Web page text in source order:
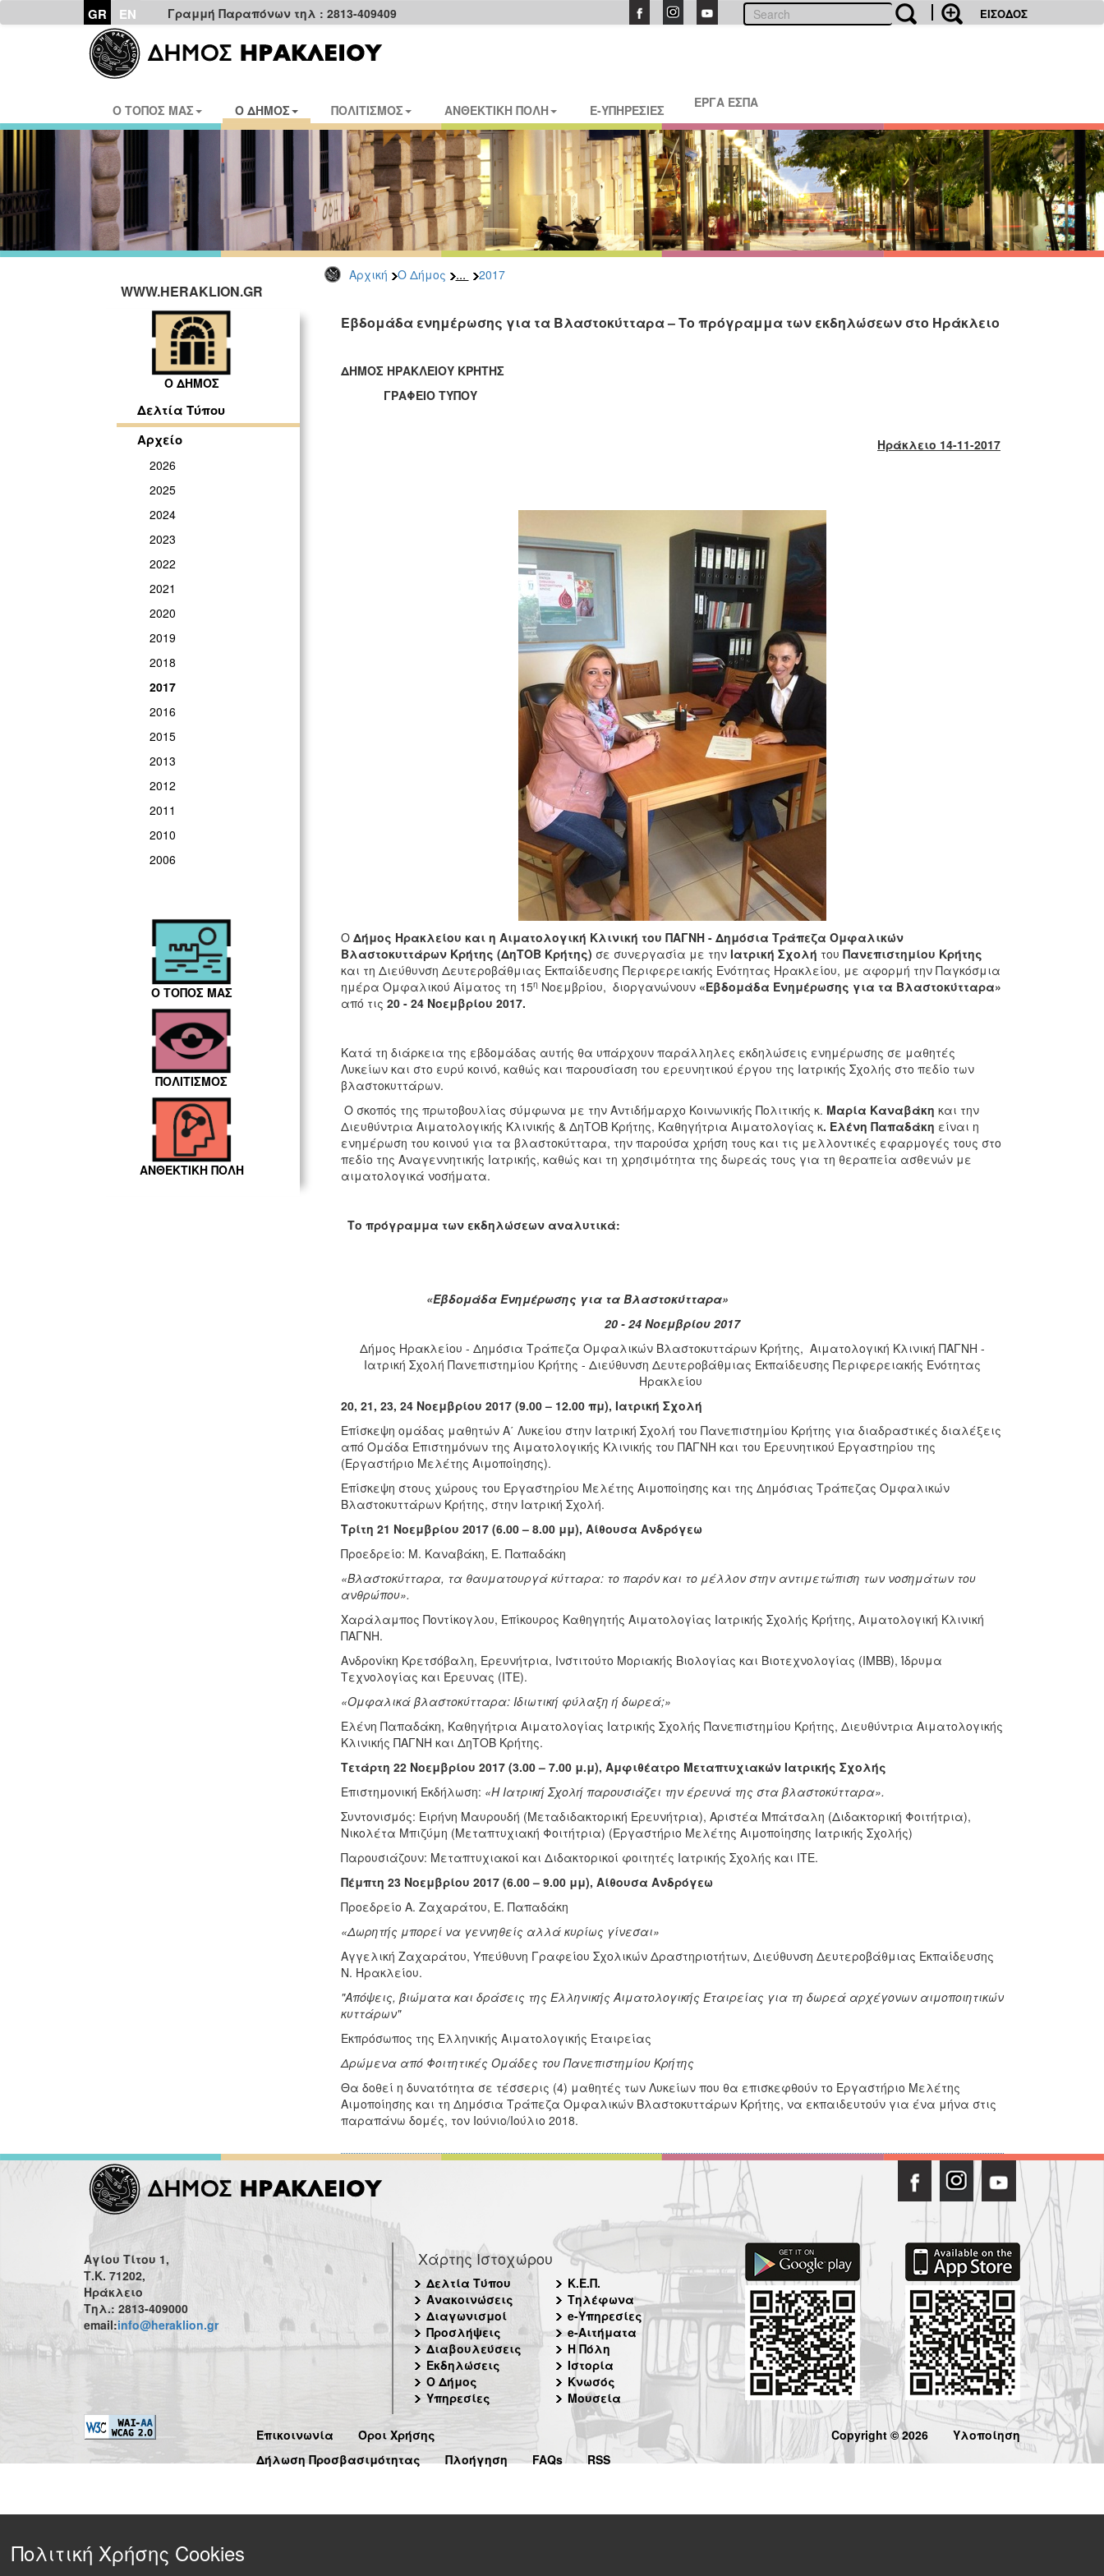
GR EN Γραμμή Παραπόνων τηλ : 2813-409409 ΕΙΣΟΔΟΣ
Ο ΤΟΠΟΣ ΜΑΣ Ο ΔΗΜΟΣ ΠΟΛΙΤΙΣΜΟΣ ΑΝΘΕΚΤΙΚΗ ΠΟΛΗ E-ΥΠΗΡΕΣΙΕΣ ΕΡΓΑ ΕΣΠΑ
Αρχική Ο Δήμος ... 2017
WWW.HERAKLION.GR
Ο ΔΗΜΟΣ
Δελτία Τύπου
Αρχείο
2026
2025
2024
2023
2022
2021
2020
2019
2018
2017
2016
2015
2013
2012
2011
2010
2006
Ο ΤΟΠΟΣ ΜΑΣ
ΠΟΛΙΤΙΣΜΟΣ
ΑΝΘΕΚΤΙΚΗ ΠΟΛΗ
Εβδομάδα ενημέρωσης για τα Βλαστοκύτταρα – Το πρόγραμμα των εκδηλώσεων στο Ηράκλειο
ΔΗΜΟΣ ΗΡΑΚΛΕΙΟΥ ΚΡΗΤΗΣ
ΓΡΑΦΕΙΟ ΤΥΠΟΥ
Ηράκλειο 14-11-2017
Ο Δήμος Ηρακλείου και η Αιματολογική Κλινική του ΠΑΓΝΗ - Δημόσια Τράπεζα Ομφαλικών
Βλαστοκυττάρων Κρήτης (ΔηΤΟΒ Κρήτης) σε συνεργασία με την Ιατρική Σχολή του Πανεπιστημίου Κρήτης
και τη Διεύθυνση Δευτεροβάθμιας Εκπαίδευσης Περιφερειακής Ενότητας Ηρακλείου, με αφορμή την Παγκόσμια
ημέρα Ομφαλικού Αίματος τη 15η Νοεμβρίου, διοργανώνουν «Εβδομάδα Ενημέρωσης για τα Βλαστοκύτταρα»
από τις 20 - 24 Νοεμβρίου 2017.
Κατά τη διάρκεια της εβδομάδας αυτής θα υπάρχουν παράλληλες εκδηλώσεις ενημέρωσης σε μαθητές
Λυκείων και στο ευρύ κοινό, καθώς και παρουσίαση του ερευνητικού έργου της Ιατρικής Σχολής στο πεδίο των
βλαστοκυττάρων.
Ο σκοπός της πρωτοβουλίας σύμφωνα με την Αντιδήμαρχο Κοινωνικής Πολιτικής κ. Μαρία Καναβάκη και την
Διευθύντρια Αιματολογικής Κλινικής & ΔηΤΟΒ Κρήτης, Καθηγήτρια Αιματολογίας κ. Ελένη Παπαδάκη είναι η
ενημέρωση του κοινού για τα βλαστοκύτταρα, την παρούσα χρήση τους και τις μελλοντικές εφαρμογές τους στο
πεδίο της Αναγεννητικής Ιατρικής, καθώς και τη χρησιμότητα της δωρεάς τους για τη θεραπεία ασθενών με
αιματολογικά νοσήματα.
Το πρόγραμμα των εκδηλώσεων αναλυτικά:
«Εβδομάδα Ενημέρωσης για τα Βλαστοκύτταρα»
20 - 24 Νοεμβρίου 2017
Δήμος Ηρακλείου - Δημόσια Τράπεζα Ομφαλικών Βλαστοκυττάρων Κρήτης, Αιματολογική Κλινική ΠΑΓΝΗ -
Ιατρική Σχολή Πανεπιστημίου Κρήτης - Διεύθυνση Δευτεροβάθμιας Εκπαίδευσης Περιφερειακής Ενότητας
Ηρακλείου
20, 21, 23, 24 Νοεμβρίου 2017 (9.00 – 12.00 πμ), Ιατρική Σχολή
Επίσκεψη ομάδας μαθητών Α΄ Λυκείου στην Ιατρική Σχολή του Πανεπιστημίου Κρήτης για διαδραστικές διαλέξεις
από Ομάδα Επιστημόνων της Αιματολογικής Κλινικής του ΠΑΓΝΗ και του Ερευνητικού Εργαστηρίου της
(Εργαστήριο Μελέτης Αιμοποίησης).
Επίσκεψη στους χώρους του Εργαστηρίου Μελέτης Αιμοποίησης και της Δημόσιας Τράπεζας Ομφαλικών
Βλαστοκυττάρων Κρήτης, στην Ιατρική Σχολή.
Τρίτη 21 Νοεμβρίου 2017 (6.00 – 8.00 μμ), Αίθουσα Ανδρόγεω
Προεδρείο: Μ. Καναβάκη, Ε. Παπαδάκη
«Βλαστοκύτταρα, τα θαυματουργά κύτταρα: το παρόν και το μέλλον στην αντιμετώπιση των νοσημάτων του
ανθρώπου».
Χαράλαμπος Ποντίκογλου, Επίκουρος Καθηγητής Αιματολογίας Ιατρικής Σχολής Κρήτης, Αιματολογική Κλινική
ΠΑΓΝΗ.
Ανδρονίκη Κρετσόβαλη, Ερευνήτρια, Ινστιτούτο Μοριακής Βιολογίας και Βιοτεχνολογίας (ΙΜΒΒ), Ίδρυμα
Τεχνολογίας και Έρευνας (ΙΤΕ).
«Ομφαλικά βλαστοκύτταρα: Ιδιωτική φύλαξη ή δωρεά;»
Ελένη Παπαδάκη, Καθηγήτρια Αιματολογίας Ιατρικής Σχολής Πανεπιστημίου Κρήτης, Διευθύντρια Αιματολογικής
Κλινικής ΠΑΓΝΗ και ΔηΤΟΒ Κρήτης.
Τετάρτη 22 Νοεμβρίου 2017 (3.00 – 7.00 μ.μ), Αμφιθέατρο Μεταπτυχιακών Ιατρικής Σχολής
Επιστημονική Εκδήλωση: «Η Ιατρική Σχολή παρουσιάζει την έρευνά της στα βλαστοκύτταρα».
Συντονισμός: Ειρήνη Μαυρουδή (Μεταδιδακτορική Ερευνήτρια), Αριστέα Μπάτσαλη (Διδακτορική Φοιτήτρια),
Νικολέτα Μπιζύμη (Μεταπτυχιακή Φοιτήτρια) (Εργαστήριο Μελέτης Αιμοποίησης Ιατρικής Σχολής)
Παρουσιάζουν: Μεταπτυχιακοί και Διδακτορικοί φοιτητές Ιατρικής Σχολής και ΙΤΕ.
Πέμπτη 23 Νοεμβρίου 2017 (6.00 – 9.00 μμ), Αίθουσα Ανδρόγεω
Προεδρείο Α. Ζαχαράτου, Ε. Παπαδάκη
«Δωρητής μπορεί να γεννηθείς αλλά κυρίως γίνεσαι»
Αγγελική Ζαχαράτου, Υπεύθυνη Γραφείου Σχολικών Δραστηριοτήτων, Διεύθυνση Δευτεροβάθμιας Εκπαίδευσης
Ν. Ηρακλείου.
"Απόψεις, βιώματα και δράσεις της Ελληνικής Αιματολογικής Εταιρείας για τη δωρεά αρχέγονων αιμοποιητικών
κυττάρων"
Εκπρόσωπος της Ελληνικής Αιματολογικής Εταιρείας
Δρώμενα από Φοιτητικές Ομάδες του Πανεπιστημίου Κρήτης
Θα δοθεί η δυνατότητα σε τέσσερις (4) μαθητές των Λυκείων που θα επισκεφθούν το Εργαστήριο Μελέτης
Αιμοποίησης και τη Δημόσια Τράπεζα Ομφαλικών Βλαστοκυττάρων Κρήτης, να εκπαιδευτούν για ένα μήνα στις
παραπάνω δομές, τον Ιούνιο/Ιούλιο 2018.
Αγίου Τίτου 1,
Τ.Κ. 71202,
Ηράκλειο
Τηλ.: 2813-409000
email:info@heraklion.gr
Χάρτης Ιστοχώρου
Δελτία Τύπου
Ανακοινώσεις
Διαγωνισμοί
Προσλήψεις
Διαβουλεύσεις
Εκδηλώσεις
Ο Δήμος
Υπηρεσίες
Κ.Ε.Π.
Τηλέφωνα
e-Υπηρεσίες
e-Αιτήματα
Η Πόλη
Ιστορία
Κνωσός
Μουσεία
Επικοινωνία
Όροι Χρήσης
Δήλωση Προσβασιμότητας
Πλοήγηση FAQs RSS
Copyright © 2026 Υλοποίηση
Πολιτική Χρήσης Cookies